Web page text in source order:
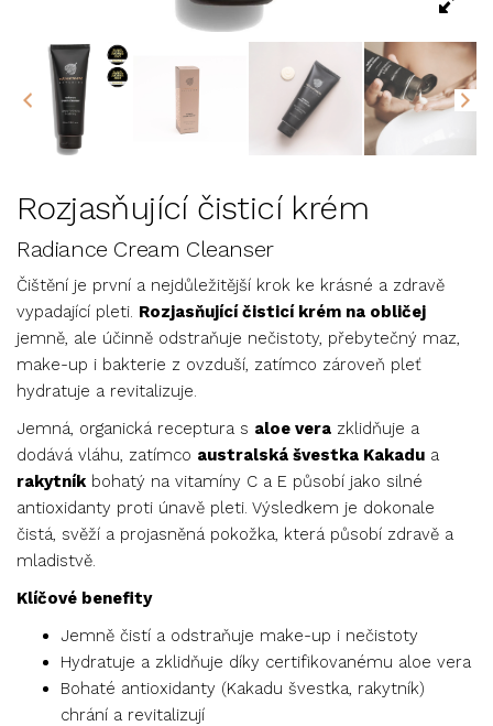
Rozjasňující čisticí krém
Radiance Cream Cleanser
Čištění je první a nejdůležitější krok ke krásné a zdravě
vypadající pleti. Rozjasňující čisticí krém na obličej
jemně, ale účinně odstraňuje nečistoty, přebytečný maz,
make-up i bakterie z ovzduší, zatímco zároveň pleť
hydratuje a revitalizuje.
Jemná, organická receptura s aloe vera zklidňuje a
dodává vláhu, zatímco australská švestka Kakadu a
rakytník bohatý na vitamíny C a E působí jako silné
antioxidanty proti únavě pleti. Výsledkem je dokonale
čistá, svěží a projasněná pokožka, která působí zdravě a
mladistvě.
Klíčové benefity
Jemně čistí a odstraňuje make-up i nečistoty
Hydratuje a zklidňuje díky certifikovanému aloe vera
Bohaté antioxidanty (Kakadu švestka, rakytník)
chrání a revitalizují